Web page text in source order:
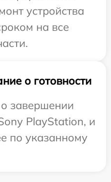
устройства
на все
о готовности
завершении
PlayStation, и
по указанному